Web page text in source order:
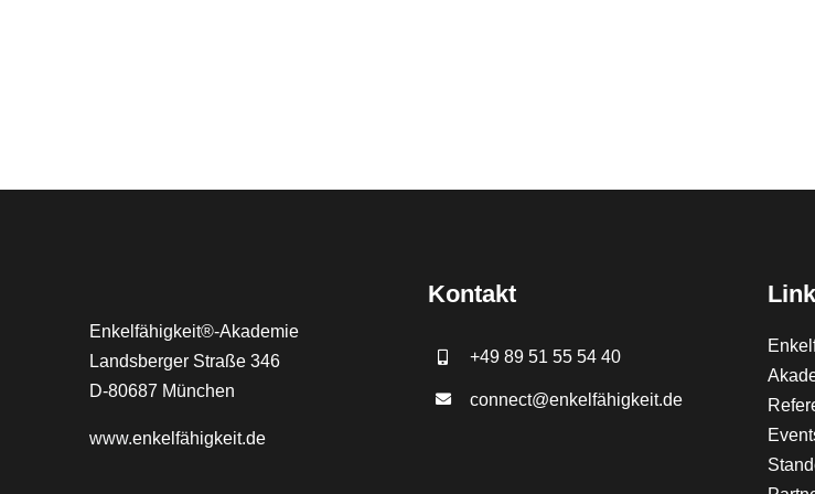
Enkelfähigkeit®-Akademie
Landsberger Straße 346
D-80687 München
www.enkelfähigkeit.de
Kontakt
+49 89 51 55 54 40
connect@enkelfähigkeit.de